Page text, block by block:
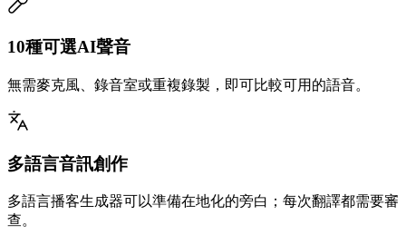
10種可選AI聲音
無需麥克風、錄音室或重複錄製，即可比較可用的語音。
多語言音訊創作
多語言播客生成器可以準備在地化的旁白；每次翻譯都需要審
查。